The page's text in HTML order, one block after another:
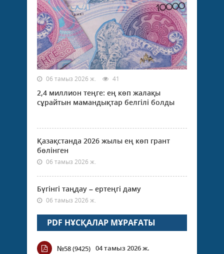
06 тамыз 2026 ж. 41
2,4 миллион теңге: ең көп жалақы
сұрайтын мамандықтар белгілі болды
Қазақстанда 2026 жылы ең көп грант
бөлінген
06 тамыз 2026 ж.
Бүгінгі таңдау – ертеңгі даму
06 тамыз 2026 ж.
PDF НҰСҚАЛАР МҰРАҒАТЫ
№58 (9425) 04 тамыз 2026 ж.